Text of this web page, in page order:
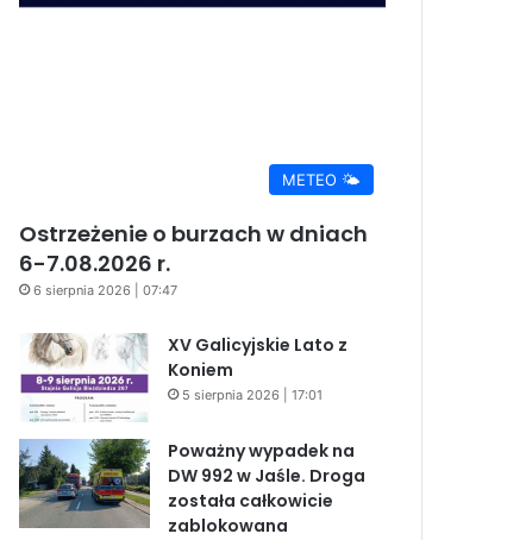
METEO 🌤️
Ostrzeżenie o burzach w dniach
6-7.08.2026 r.
6 sierpnia 2026 | 07:47
XV Galicyjskie Lato z
Koniem
5 sierpnia 2026 | 17:01
Poważny wypadek na
DW 992 w Jaśle. Droga
została całkowicie
zablokowana